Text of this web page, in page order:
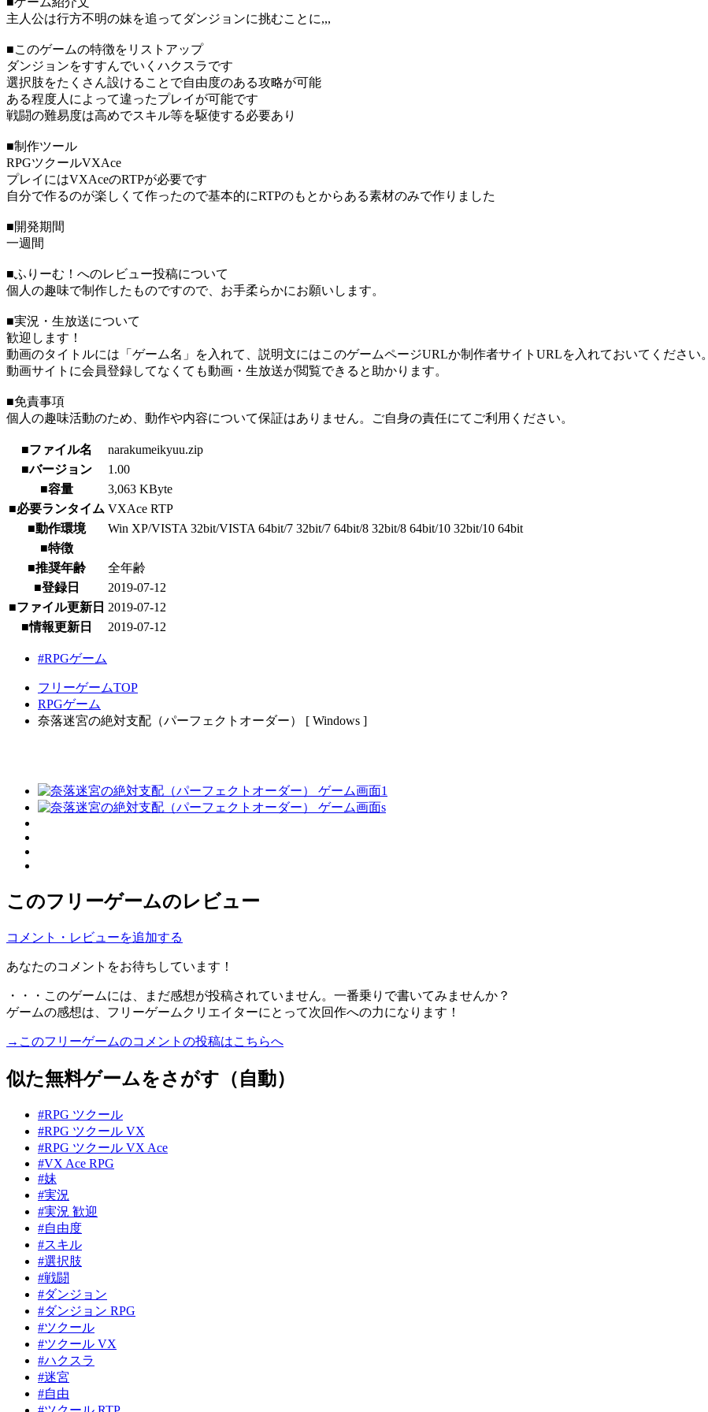
主人公は行方不明の妹を追ってダンジョンに挑むことに,,,
■このゲームの特徴をリストアップ
ダンジョンをすすんでいくハクスラです
選択肢をたくさん設けることで自由度のある攻略が可能
ある程度人によって違ったプレイが可能です
戦闘の難易度は高めでスキル等を駆使する必要あり
■制作ツール
RPGツクールVXAce
プレイにはVXAceのRTPが必要です
自分で作るのが楽しくて作ったので基本的にRTPのもとからある素材のみで作りました
■開発期間
一週間
■ふりーむ！へのレビュー投稿について
個人の趣味で制作したものですので、お手柔らかにお願いします。
■実況・生放送について
歓迎します！
動画のタイトルには「ゲーム名」を入れて、説明文にはこのゲームページURLか制作者サイトURLを入れておいてください。
動画サイトに会員登録してなくても動画・生放送が閲覧できると助かります。
■免責事項
個人の趣味活動のため、動作や内容について保証はありません。ご自身の責任にてご利用ください。
■ファイル名
narakumeikyuu.zip
■バージョン
1.00
■容量
3,063 KByte
■必要ランタイム VXAce RTP
■動作環境
Win XP/VISTA 32bit/VISTA 64bit/7 32bit/7 64bit/8 32bit/8 64bit/10 32bit/10 64bit
■特徴
■推奨年齢
全年齢
■登録日
2019-07-12
■ファイル更新日 2019-07-12
■情報更新日
2019-07-12
#RPGゲーム
フリーゲームTOP
RPGゲーム
奈落迷宮の絶対支配（パーフェクトオーダー） [ Windows ]
このフリーゲームのレビュー
コメント・レビューを追加する
あなたのコメントをお待ちしています！
・・・このゲームには、まだ感想が投稿されていません。一番乗りで書いてみませんか？
ゲームの感想は、フリーゲームクリエイターにとって次回作への力になります！
→このフリーゲームのコメントの投稿はこちらへ
似た無料ゲームをさがす（自動）
#RPG ツクール
#RPG ツクール VX
#RPG ツクール VX Ace
#VX Ace RPG
#妹
#実況
#実況 歓迎
#自由度
#スキル
#選択肢
#戦闘
#ダンジョン
#ダンジョン RPG
#ツクール
#ツクール VX
#ハクスラ
#迷宮
#自由